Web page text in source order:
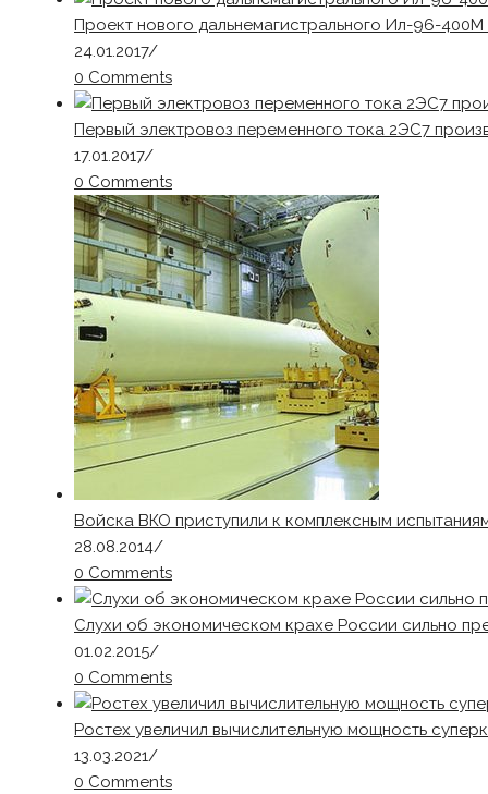
Проект нового дальнемагистрального Ил-96-
24.01.2017/
0 Comments
Первый электровоз переменного тока 2ЭС7
17.01.2017/
0 Comments
Войска ВКО приступили к комплексным
28.08.2014/
0 Comments
Слухи об экономическом крахе России сильно
01.02.2015/
0 Comments
Ростех увеличил вычислительную мощность
13.03.2021/
0 Comments